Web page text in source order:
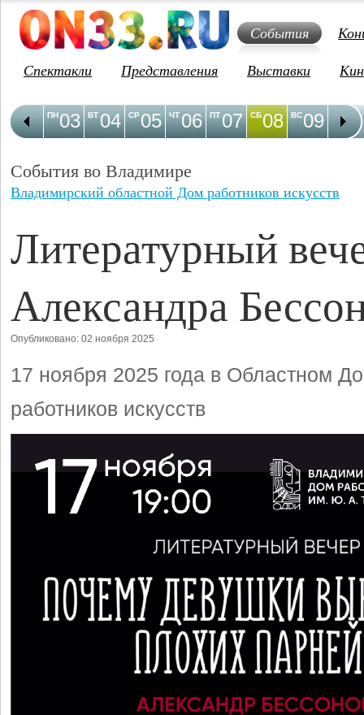
События
Спектакли
Представления Выставки
03
ПН 04
ВТ 05
СР 06
ЧТ 07
ПТ 08
СБ 09
ВС 10
ПН
События во Владимире
Владимирский областной Дом работников искусств
Литературный
Александра
Опубликовано: 02 ноября 2025
17 ноября 2025 года в Областном
работников искусств